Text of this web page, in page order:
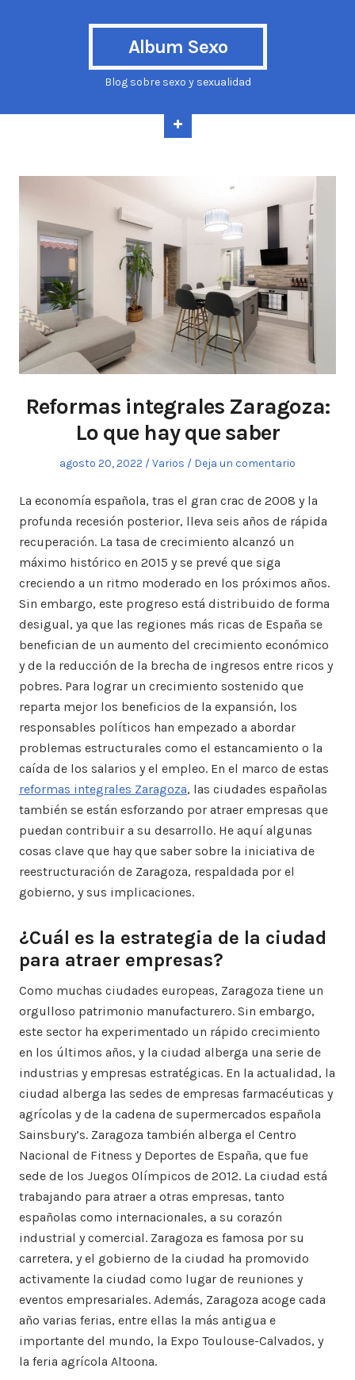
Album Sexo
Blog sobre sexo y sexualidad
Reformas integrales Zaragoza:
Lo que hay que saber
Publicado
agosto 20, 2022
Publicado
Varios Deja un comentario
La economía española, tras el gran crac de 2008 y la
profunda recesión posterior, lleva seis años de rápida
recuperación. La tasa de crecimiento alcanzó un
máximo histórico en 2015 y se prevé que siga
creciendo a un ritmo moderado en los próximos años.
Sin embargo, este progreso está distribuido de forma
desigual, ya que las regiones más ricas de España se
benefician de un aumento del crecimiento económico
y de la reducción de la brecha de ingresos entre ricos y
pobres. Para lograr un crecimiento sostenido que
reparta mejor los beneficios de la expansión, los
responsables políticos han empezado a abordar
problemas estructurales como el estancamiento o la
caída de los salarios y el empleo. En el marco de estas
reformas integrales Zaragoza, las ciudades españolas
también se están esforzando por atraer empresas que
puedan contribuir a su desarrollo. He aquí algunas
cosas clave que hay que saber sobre la iniciativa de
reestructuración de Zaragoza, respaldada por el
gobierno, y sus implicaciones.
¿Cuál es la estrategia de la ciudad
para atraer empresas?
Como muchas ciudades europeas, Zaragoza tiene un
orgulloso patrimonio manufacturero. Sin embargo,
este sector ha experimentado un rápido crecimiento
en los últimos años, y la ciudad alberga una serie de
industrias y empresas estratégicas. En la actualidad, la
ciudad alberga las sedes de empresas farmacéuticas y
agrícolas y de la cadena de supermercados española
Sainsbury’s. Zaragoza también alberga el Centro
Nacional de Fitness y Deportes de España, que fue
sede de los Juegos Olímpicos de 2012. La ciudad está
trabajando para atraer a otras empresas, tanto
españolas como internacionales, a su corazón
industrial y comercial. Zaragoza es famosa por su
carretera, y el gobierno de la ciudad ha promovido
activamente la ciudad como lugar de reuniones y
eventos empresariales. Además, Zaragoza acoge cada
año varias ferias, entre ellas la más antigua e
importante del mundo, la Expo Toulouse-Calvados, y
la feria agrícola Altoona.